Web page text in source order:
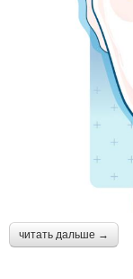
читать дальше →